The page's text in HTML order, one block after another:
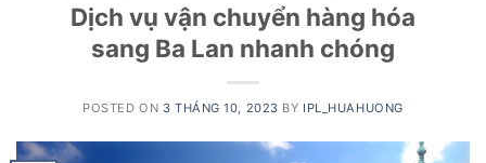
Dịch vụ vận chuyển hàng hóa
sang Ba Lan nhanh chóng
POSTED ON 3 THÁNG 10, 2023 BY IPL_HUAHUONG